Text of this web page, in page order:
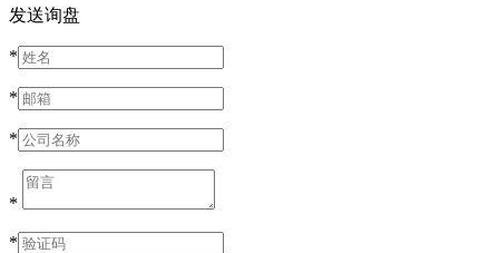
发送询盘
*
*
*
*
*